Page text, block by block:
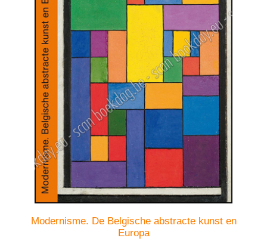
Modernisme. De Belgische abstracte kunst en
Europa